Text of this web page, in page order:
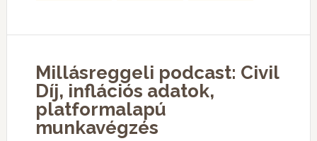
Millásreggeli podcast: Civil
Díj, inflációs adatok,
platformalapú
munkavégzés